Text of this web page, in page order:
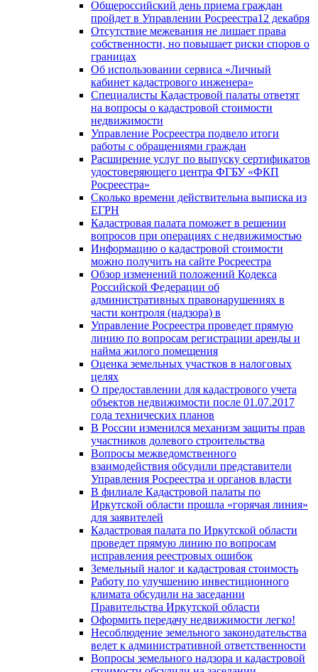
Общероссийский день приема граждан
пройдет в Управлении Росреестра12 декабря
Отсутствие межевания не лишает права
собственности, но повышает риски споров о
границах
Об использовании сервиса «Личный
кабинет кадастрового инженера»
Специалисты Кадастровой палаты ответят
на вопросы о кадастровой стоимости
недвижимости
Управление Росреестра подвело итоги
работы с обращениями граждан
Расширение услуг по выпуску сертификатов
удостоверяющего центра ФГБУ «ФКП
Росреестра»
Сколько времени действительна выписка из
ЕГРН
Кадастровая палата поможет в решении
вопросов при операциях с недвижимостью
Информацию о кадастровой стоимости
можно получить на сайте Росреестра
Обзор изменений положений Кодекса
Российской Федерации об
административных правонарушениях в
части контроля (надзора) в
Управление Росреестра проведет прямую
линию по вопросам регистрации аренды и
найма жилого помещения
Оценка земельных участков в налоговых
целях
О предоставлении для кадастрового учета
объектов недвижимости после 01.07.2017
года технических планов
В России изменился механизм защиты прав
участников долевого строительства
Вопросы межведомственного
взаимодействия обсудили представители
Управления Росреестра и органов власти
В филиале Кадастровой палаты по
Иркутской области прошла «горячая линия»
для заявителей
Кадастровая палата по Иркутской области
проведет прямую линию по вопросам
исправления реестровых ошибок
Земельный налог и кадастровая стоимость
Работу по улучшению инвестиционного
климата обсудили на заседании
Правительства Иркутской области
Оформить передачу недвижимости легко!
Несоблюдение земельного законодательства
ведет к административной ответственности
Вопросы земельного надзора и кадастровой